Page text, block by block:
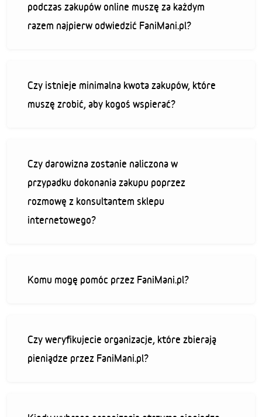
podczas zakupów online muszę za każdym
razem najpierw odwiedzić FaniMani.pl?
Czy istnieje minimalna kwota zakupów, które
muszę zrobić, aby kogoś wspierać?
Czy darowizna zostanie naliczona w
przypadku dokonania zakupu poprzez
rozmowę z konsultantem sklepu
internetowego?
Komu mogę pomóc przez FaniMani.pl?
Czy weryfikujecie organizacje, które zbierają
pieniądze przez FaniMani.pl?